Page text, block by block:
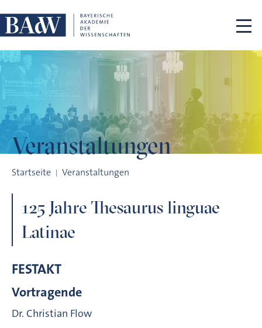
Veranstaltungen
Startseite Veranstaltungen
125 Jahre Thesaurus linguae
Latinae
FESTAKT
Vortragende
Dr. Christian Flow